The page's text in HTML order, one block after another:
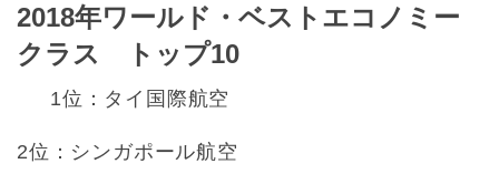
2018年ワールド・ベストエコノミー
クラス トップ10
1位：タイ国際航空
2位：シンガポール航空